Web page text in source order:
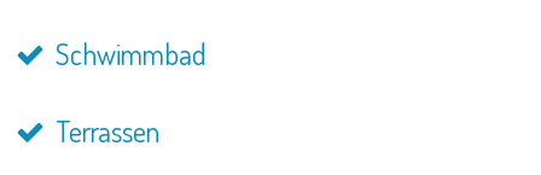
Schwimmbad
Terrassen